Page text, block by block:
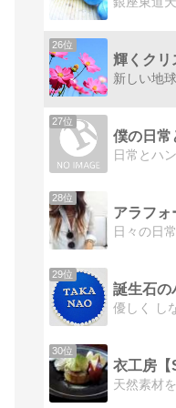
26位
輝くクリ
27位
僕の日常
28位
29位
30位
衣工房【